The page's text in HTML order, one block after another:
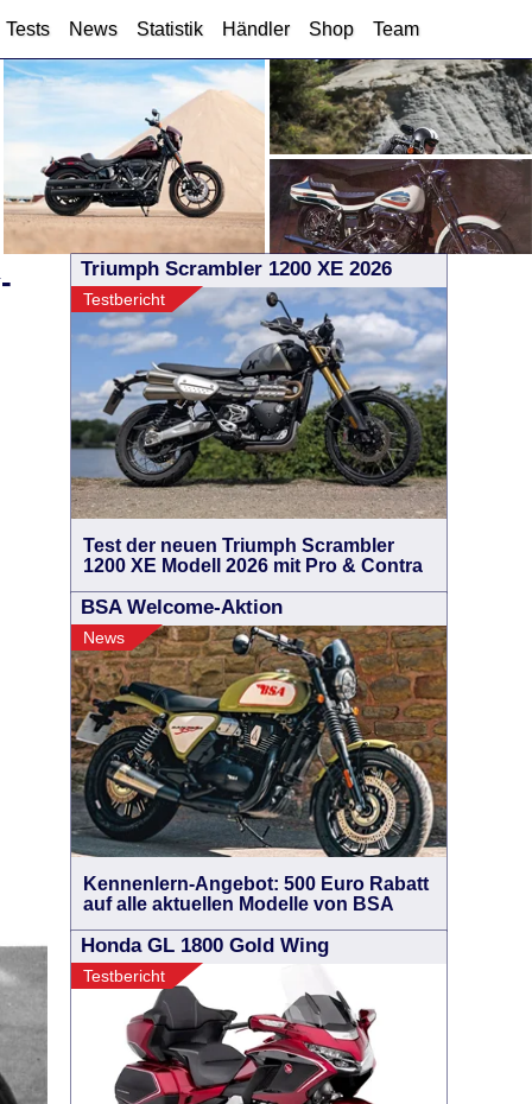
Tests News Statistik Händler Shop Team
Triumph Scrambler 1200 XE 2026
Testbericht
Test der neuen Triumph Scrambler
1200 XE Modell 2026 mit Pro & Contra
BSA Welcome-Aktion
News
Kennenlern-Angebot: 500 Euro Rabatt
auf alle aktuellen Modelle von BSA
Honda GL 1800 Gold Wing
Testbericht